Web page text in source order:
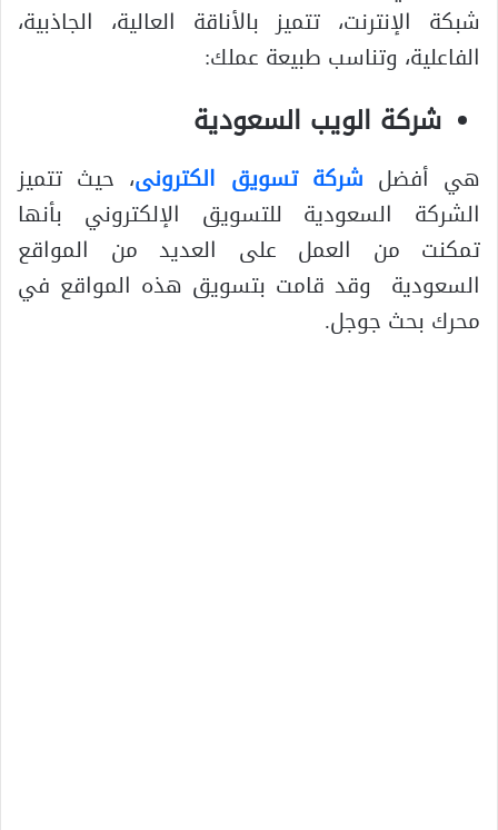
شبكة الإنترنت، تتميز بالأناقة العالية، الجاذبية،
الفاعلية، وتناسب طبيعة عملك:
شركة الويب السعودية
هي أفضل شركة تسويق الكترونى، حيث تتميز
الشركة السعودية للتسويق الإلكتروني بأنها
تمكنت من العمل على العديد من المواقع
السعودية وقد قامت بتسويق هذه المواقع في
محرك بحث جوجل.